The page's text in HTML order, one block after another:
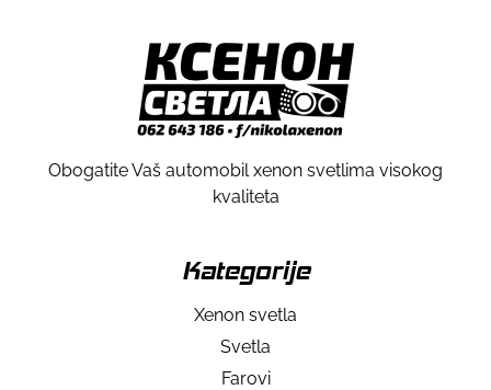
Obogatite Vaš automobil xenon svetlima visokog
kvaliteta
Kategorije
Xenon svetla
Svetla
Farovi